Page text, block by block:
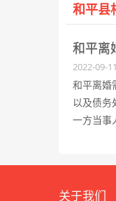
和平县
和平离
2022-09-11
和平离婚
以及债务
一方当事
关于我们